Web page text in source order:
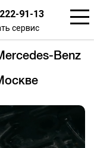
91-13
сервис
Benz